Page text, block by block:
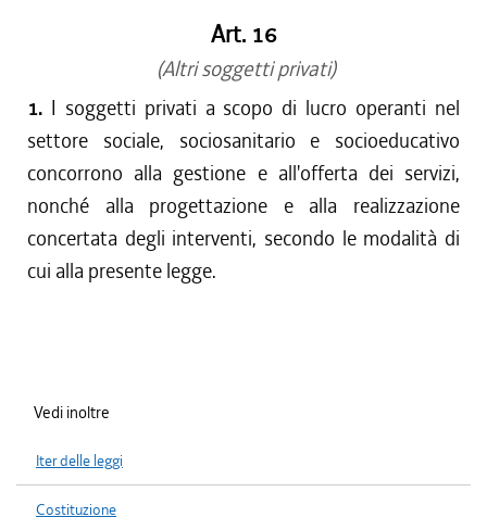
Art. 16
(Altri soggetti privati)
1. I soggetti privati a scopo di lucro operanti nel
settore sociale, sociosanitario e socioeducativo
concorrono alla gestione e all'offerta dei servizi,
nonché alla progettazione e alla realizzazione
concertata degli interventi, secondo le modalità di
cui alla presente legge.
Vedi inoltre
Iter delle leggi
Costituzione